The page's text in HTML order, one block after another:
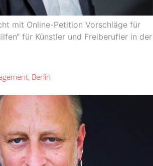
mit Online-Petition Vorschläge für
für Künstler und Freiberufler in der
Berlin